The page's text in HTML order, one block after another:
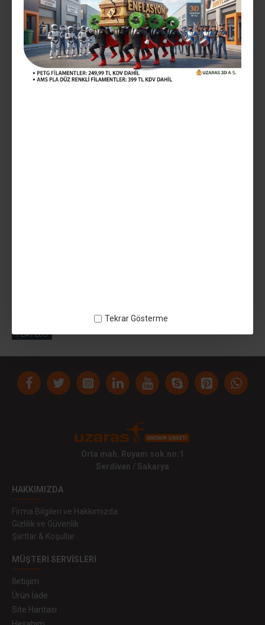
Tekrar Gösterme
MODEL: 3m468mp
35,53TL
Vergiler Hariç: 29,61TL
3M 468MP Isı Transfer bantı 152x200mm
PLA PLUS
Orta mah. Ruyam sok.no:1
Serdivan / Sakarya
HAKKIMIZDA
Firma Bilgileri ve Hakkımızda
Gizlilik ve Güvenlik
Şartlar & Koşullar
MÜŞTERI SERVISLERI
İletişim
Ürün İade
Site Haritası